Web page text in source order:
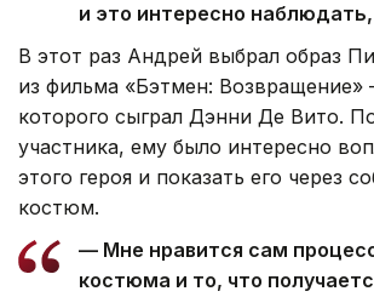
и это интересно
В этот раз Андрей выбрал образ
из фильма «Бэтмен:
которого сыграл Дэнни Де Вито.
участника, ему было интересно
этого героя и показать его через
костюм.
— Мне нравится сам
костюма и то, что